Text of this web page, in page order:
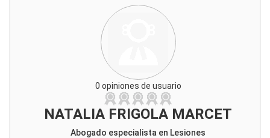
0 opiniones de usuario
NATALIA FRIGOLA MARCET
Abogado especialista en Lesiones